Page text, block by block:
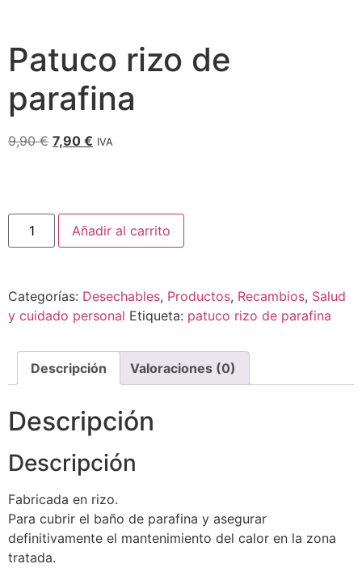
Patuco rizo de
parafina
9,90€ 7,90 € IVA
Añadir al carrito
Categorías: Desechables, Productos, Recambios, Salud
y cuidado personal Etiqueta: patuco rizo de parafina
Descripción Valoraciones (0)
Descripción
Descripción
Fabricada en rizo.
Para cubrir el baño de parafina y asegurar
definitivamente el mantenimiento del calor en la zona
tratada.